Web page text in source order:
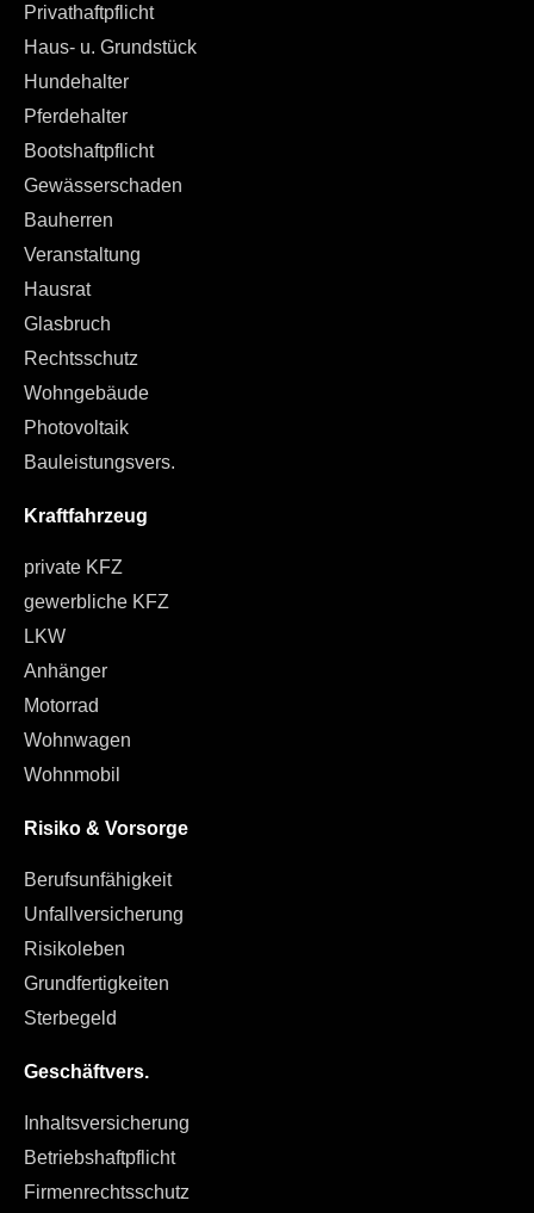
Privathaftpflicht
Haus- u. Grundstück
Hundehalter
Pferdehalter
Bootshaftpflicht
Gewässerschaden
Bauherren
Veranstaltung
Hausrat
Glasbruch
Rechtsschutz
Wohngebäude
Photovoltaik
Bauleistungsvers.
Kraftfahrzeug
private KFZ
gewerbliche KFZ
LKW
Anhänger
Motorrad
Wohnwagen
Wohnmobil
Risiko & Vorsorge
Berufsunfähigkeit
Unfallversicherung
Risikoleben
Grundfertigkeiten
Sterbegeld
Geschäftvers.
Inhaltsversicherung
Betriebshaftpflicht
Firmenrechtsschutz